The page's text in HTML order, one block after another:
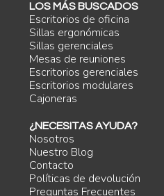
LOS MÁS BUSCADOS
Escritorios de oficina
Sillas ergonómicas
Sillas gerenciales
Mesas de reuniones
Escritorios gerenciales
Escritorios modulares
Cajoneras
¿NECESITAS AYUDA?
Nosotros
Nuestro Blog
Contacto
Políticas de devolución
Preguntas Frecuentes